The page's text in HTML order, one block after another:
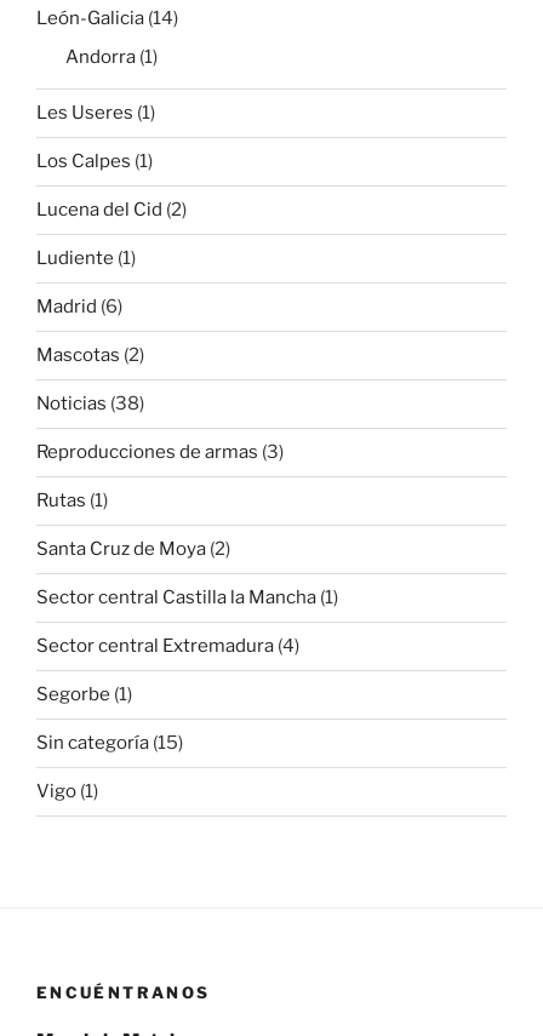
León-Galicia (14)
Andorra (1)
Les Useres (1)
Los Calpes (1)
Lucena del Cid (2)
Ludiente (1)
Madrid (6)
Mascotas (2)
Noticias (38)
Reproducciones de armas (3)
Rutas (1)
Santa Cruz de Moya (2)
Sector central Castilla la Mancha (1)
Sector central Extremadura (4)
Segorbe (1)
Sin categoría (15)
Vigo (1)
ENCUÉNTRANOS